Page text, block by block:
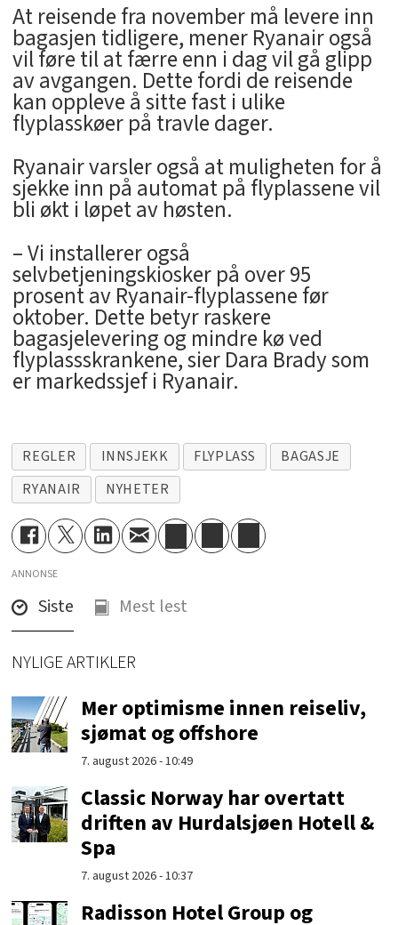
At reisende fra november må levere inn
bagasjen tidligere, mener Ryanair også
vil føre til at færre enn i dag vil gå glipp
av avgangen. Dette fordi de reisende
kan oppleve å sitte fast i ulike
flyplasskøer på travle dager.
Ryanair varsler også at muligheten for å
sjekke inn på automat på flyplassene vil
bli økt i løpet av høsten.
– Vi installerer også
selvbetjeningskiosker på over 95
prosent av Ryanair-flyplassene før
oktober. Dette betyr raskere
bagasjelevering og mindre kø ved
flyplassskrankene, sier Dara Brady som
er markedssjef i Ryanair.
REGLER INNSJEKK FLYPLASS
BAGASJE
RYANAIR
NYHETER
ANNONSE
Siste Mest lest
NYLIGE ARTIKLER
Mer optimisme innen reiseliv,
sjømat og offshore
7. august 2026 - 10:49
Classic Norway har overtatt
driften av Hurdalsjøen Hotell &
Spa
7. august 2026 - 10:37
Radisson Hotel Group og